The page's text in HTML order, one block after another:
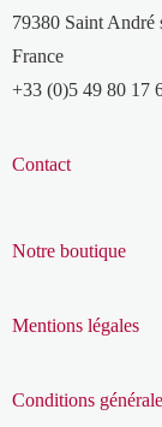
79380 Saint André
France
+33 (0)5 49 80 17
Contact
Notre boutique
Mentions légales
Conditions